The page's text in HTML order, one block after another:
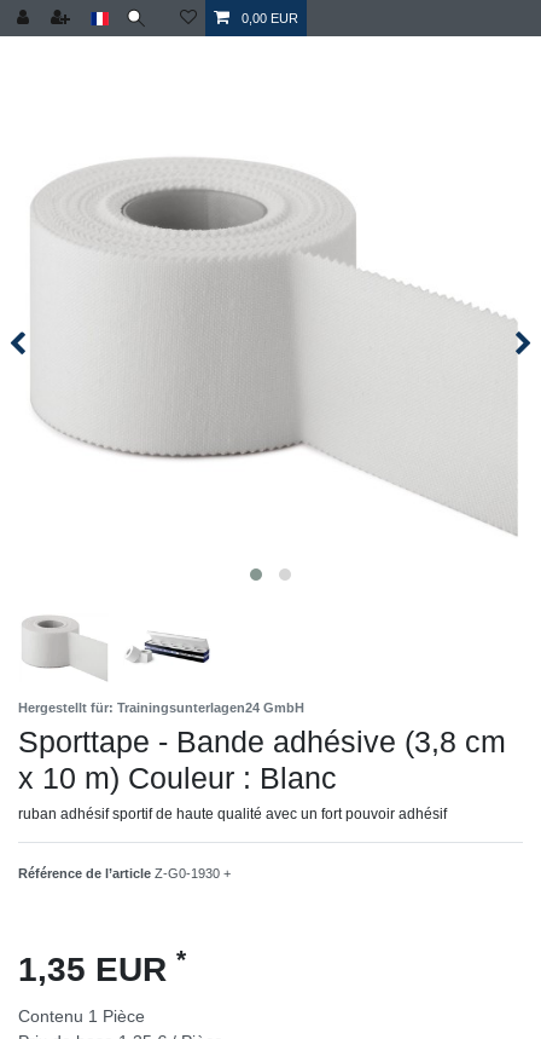
0,00 EUR
Hergestellt für: Trainingsunterlagen24 GmbH
Sporttape - Bande adhésive (3,8 cm
x 10 m) Couleur : Blanc
ruban adhésif sportif de haute qualité avec un fort pouvoir adhésif
Référence de l’article Z-G0-1930 +
1,35 EUR *
Contenu 1 Pièce